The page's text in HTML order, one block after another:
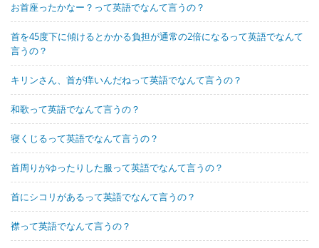
お首座ったかなー？って英語でなんて言うの？
首を45度下に傾けるとかかる負担が通常の2倍になるって英語でなんて
言うの？
キリンさん、首が痒いんだねって英語でなんて言うの？
和歌って英語でなんて言うの？
寝くじるって英語でなんて言うの？
首周りがゆったりした服って英語でなんて言うの？
首にシコリがあるって英語でなんて言うの？
襟って英語でなんて言うの？